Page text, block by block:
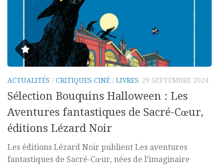
ACTUALITÉS / CRITIQUES CINÉ / LIVRES 29 SEPTEMBRE 2024
Sélection Bouquins Halloween : Les
Aventures fantastiques de Sacré-Cœur,
éditions Lézard Noir
Les éditions Lézard Noir publient Les aventures
fantastiques de Sacré-Cœur, nées de l’imaginaire